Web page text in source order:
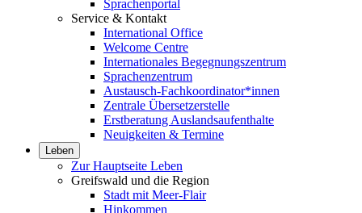
Sprachenportal
Service & Kontakt
International Office
Welcome Centre
Internationales Begegnungszentrum
Sprachenzentrum
Austausch-Fachkoordinator*innen
Zentrale Übersetzerstelle
Erstberatung Auslandsaufenthalte
Neuigkeiten & Termine
Leben
Zur Hauptseite Leben
Greifswald und die Region
Stadt mit Meer-Flair
Hinkommen